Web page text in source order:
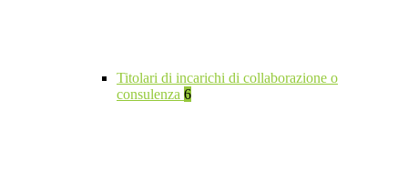
Titolari di incarichi di collaborazione o
consulenza 6